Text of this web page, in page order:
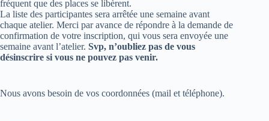
fréquent que des places se libèrent.
La liste des participantes sera arrêtée une semaine avant
chaque atelier. Merci par avance de répondre à la demande de
confirmation de votre inscription, qui vous sera envoyée une
semaine avant l’atelier. Svp, n’oubliez pas de vous
désinscrire si vous ne pouvez pas venir.
Nous avons besoin de vos coordonnées (mail et téléphone).